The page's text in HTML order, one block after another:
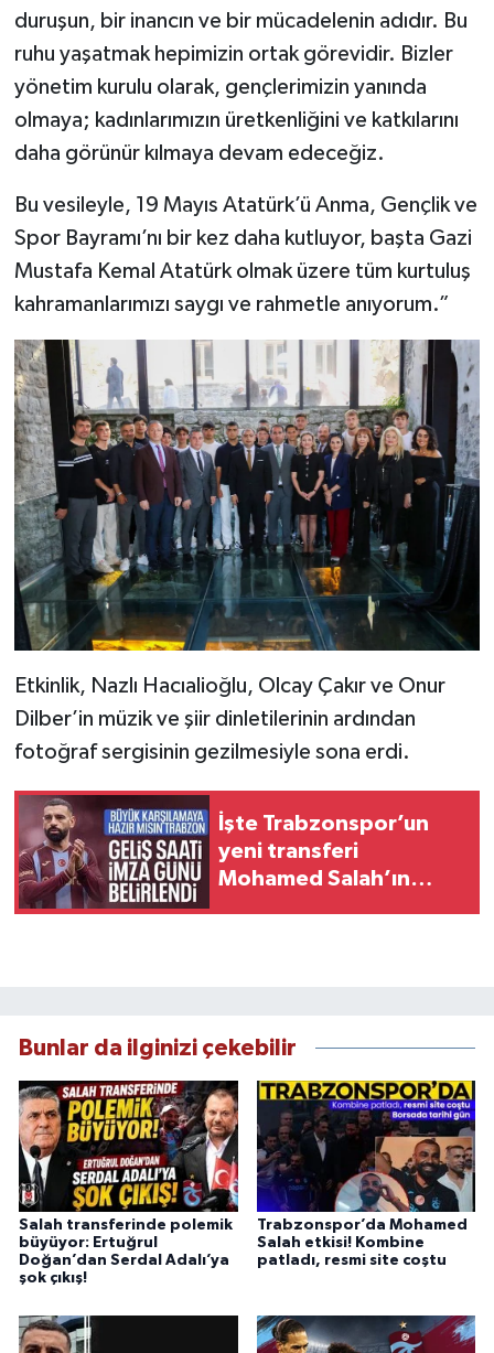
duruşun, bir inancın ve bir mücadelenin adıdır. Bu
ruhu yaşatmak hepimizin ortak görevidir. Bizler
yönetim kurulu olarak, gençlerimizin yanında
olmaya; kadınlarımızın üretkenliğini ve katkılarını
daha görünür kılmaya devam edeceğiz.
Bu vesileyle, 19 Mayıs Atatürk’ü Anma, Gençlik ve
Spor Bayramı’nı bir kez daha kutluyor, başta Gazi
Mustafa Kemal Atatürk olmak üzere tüm kurtuluş
kahramanlarımızı saygı ve rahmetle anıyorum.”
Etkinlik, Nazlı Hacıalioğlu, Olcay Çakır ve Onur
Dilber’in müzik ve şiir dinletilerinin ardından
fotoğraf sergisinin gezilmesiyle sona erdi.
İşte Trabzonspor’un
yeni transferi
Mohamed Salah’ın
Bunlar da ilginizi çekebilir
Salah transferinde polemik
büyüyor: Ertuğrul
Doğan’dan Serdal Adalı’ya
şok çıkış!
Trabzonspor’da Mohamed
Salah etkisi! Kombine
patladı, resmi site coştu